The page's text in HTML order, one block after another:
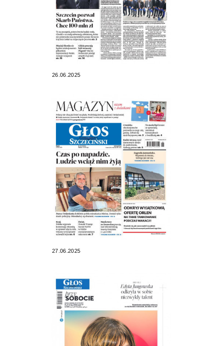
26.06.2025
27.06.2025